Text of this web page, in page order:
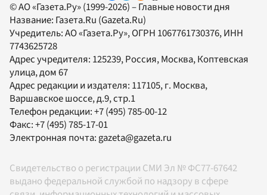
© АО «Газета.Ру» (1999-2026) – Главные новости дня
Название: Газета.Ru (Gazeta.Ru)
Учредитель:АО «Газета.Ру», ОГРН 1067761730376, ИНН
7743625728
Адрес учредителя: 125239, Россия, Москва, Коптевская
улица, дом 67
Адрес редакции и издателя: 117105, г. Москва,
Варшавское шоссе, д.9, стр.1
Телефон редакции:+7 (495) 785-00-12
Факс:+7 (495) 785-17-01
Электронная почта:gazeta@gazeta.ru
Свидетельство о регистрации СМИ Эл № ФС77-67642
выдано федеральной службой по надзору в сфере